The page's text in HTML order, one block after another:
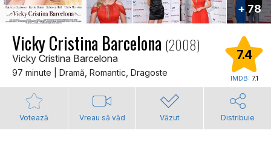
+ 78
Vicky Cristina Barcelona (2008)
Vicky Cristina Barcelona
97 minute | Dramă, Romantic, Dragoste
7.4
IMDB: 7.1
Votează Vreau să văd Văzut Distribuie